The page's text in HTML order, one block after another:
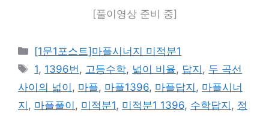
[풀이영상 준비 중]
카
테
고
리
[1문1포스트]마플시너지 미적분1
태
그
1, 1396번 , 고등수학, 넓이 비율, 답지 , 두 곡선
사이의 넓이 , 마플, 마플1396, 마플답지 , 마플시너
지 , 마플풀이 , 미적분1, 미적분1 1396, 수학답지 , 정